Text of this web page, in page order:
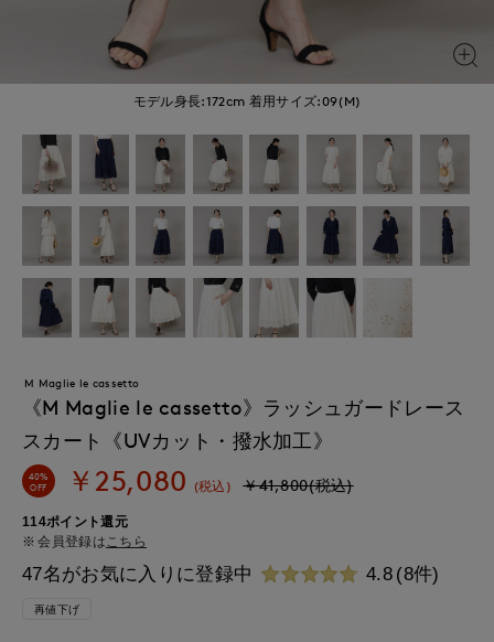
モデル身長:172cm 着用サイズ:09(M)
M Maglie le cassetto
《M Maglie le cassetto》ラッシュガードレース
スカート《UVカット・撥水加工》
40%
OFF ￥25,080 (税込) ￥41,800(税込)
114ポイント還元
会員登録はこちら
47名がお気に入りに登録中 4.8 (8件)
再値下げ